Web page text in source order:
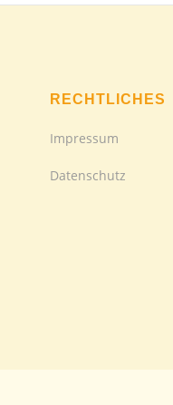
RECHTLICHES
Impressum
Datenschutz